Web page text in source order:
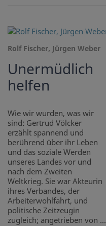
Rolf Fischer, Jürgen Weber
Unermüdlich
helfen
Wie wir wurden, was wir
sind: Gertrud Völcker
erzählt spannend und
berührend über ihr Leben
und das soziale Werden
unseres Landes vor und
nach dem Zweiten
Weltkrieg. Sie war Akteurin
ihres Verbandes, der
Arbeiterwohlfahrt, und
politische Zeitzeugin
zugleich; angetrieben von ...